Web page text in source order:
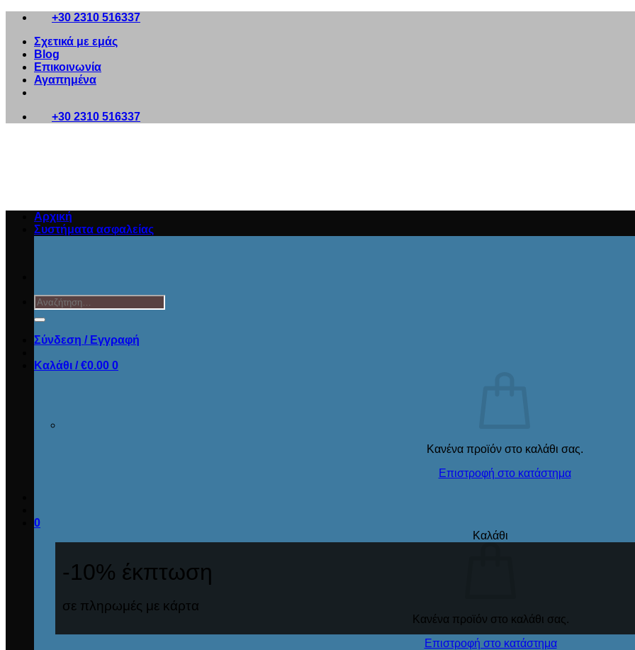
Μετάβαση
περιεχόμενο
+30 2310 516337
Σχετικά με εμάς
Blog
Επικοινωνία
Αγαπημένα
+30 2310 516337
Αναζήτηση
για:
Σύνδεση / Εγγραφή
Καλάθι /€0.00 0
Κανένα προϊόν στο καλάθι σας.
Επιστροφή στο κατάστημα
0
Καλάθι
Κανένα προϊόν στο καλάθι σας.
Επιστροφή στο κατάστημα
Αρχική
Συστήματα ασφαλείας
-10% έκπτωση
σε πληρωμές με κάρτα